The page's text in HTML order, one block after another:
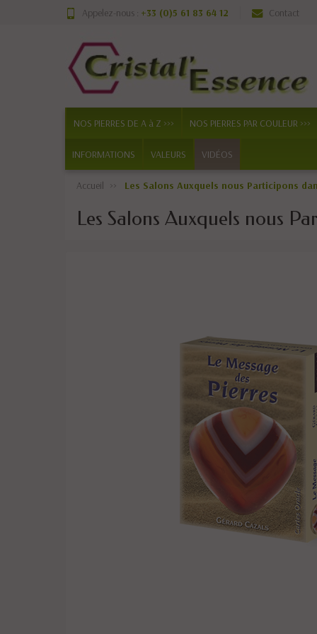
Appelez-nous : +33 (0)5 61 83 64 12 Contact
NOS PIERRES DE A à Z >>> NOS PIERRES PAR COULEUR >>>
INFORMATIONS VALEURS VIDÉOS
Accueil Les Salons Auxquels nous Participons
Les Salons Auxquels nous